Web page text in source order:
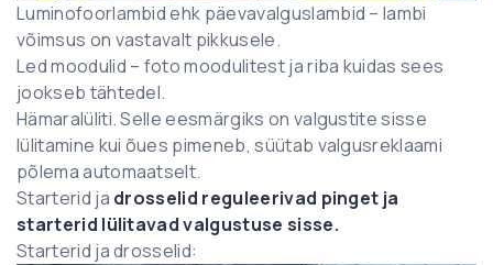
Luminofoorlambid ehk päevavalguslambid – lambi
võimsus on vastavalt pikkusele.
Led moodulid – foto moodulitest ja riba kuidas sees
jookseb tähtedel.
Hämaralüliti. Selle eesmärgiks on valgustite sisse
lülitamine kui õues pimeneb, süütab valgusreklaami
põlema automaatselt.
Starterid ja drosselid reguleerivad pinget ja
starterid lülitavad valgustuse sisse.
Starterid ja drosselid: